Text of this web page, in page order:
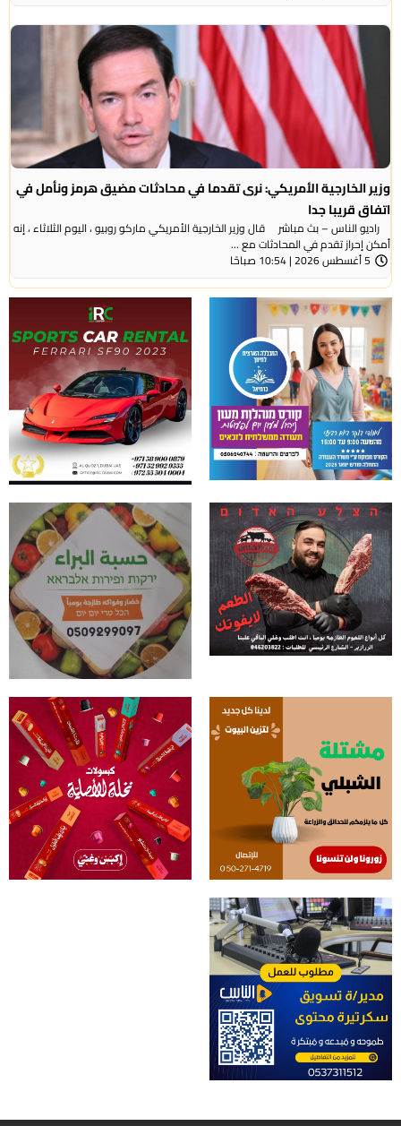
وزير الخارجية الأمريكي: نرى تقدما في محادثات مضيق هرمز ونأمل في
اتفاق قريبا جدا
راديو الناس – بث مباشر قال وزير الخارجية الأمريكي ماركو روبيو ، اليوم الثلاثاء ، إنه
أمكن إحراز تقدم في المحادثات مع ...
5 أغسطس 2026 | 10:54 صباحًا